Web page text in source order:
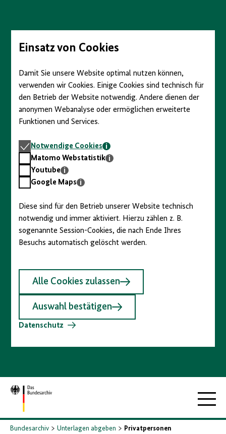
Seiteninhalt
springenEinsatz von Cookies
Damit Sie unsere Website optimal nutzen können,
verwenden wir Cookies. Einige Cookies sind technisch für
den Betrieb der Website notwendig. Andere dienen der
anonymen Webanalyse oder ermöglichen erweiterte
Funktionen und Services.
Notwendige
Cookies
Notwendige Cookies
Matomo
Webstatistik
Matomo Webstatistik
Youtube
Youtube
GoogleGoogle Maps
Diese sind für den Betrieb unserer Website technisch
notwendig und immer aktiviert. Hierzu zählen z. B.
sogenannte Session-Cookies, die nach Ende Ihres
Besuchs automatisch gelöscht werden.
Alle Cookies zulassen
Auswahl bestätigen
Datenschutz
Zur
Startseite
Bundesarchiv Unterlagen abgeben Privatpersonen